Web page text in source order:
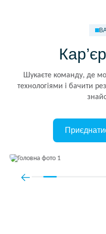
Шукаєте команду, де
технологіями і бачити